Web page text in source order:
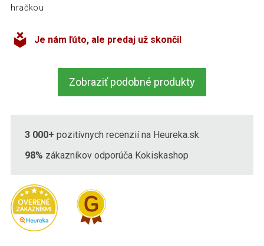
hračkou
Je nám ľúto, ale predaj už skončil
Zobraziť podobné produkty
3 000+ pozitívnych recenzií na Heureka.sk
98% zákazníkov odporúča Kokiskashop